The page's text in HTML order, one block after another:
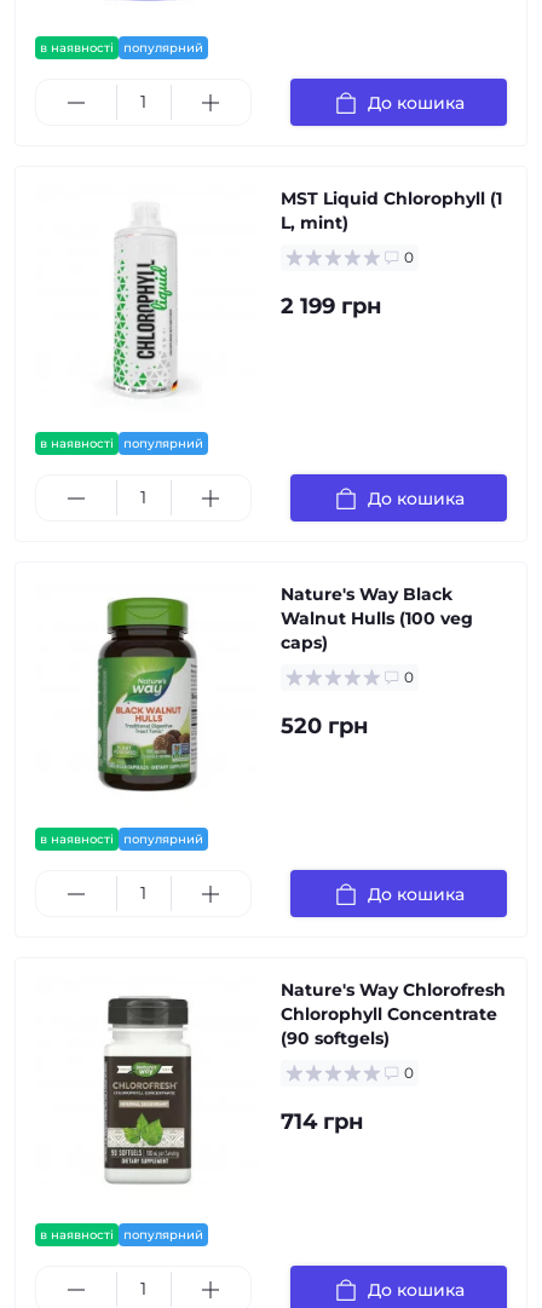
в наявності популярний
До кошика
в наявності популярний
MST Liquid Chlorophyll (1
L, mint)
0
2 199 грн
До кошика
в наявності популярний
Nature's Way Black
Walnut Hulls (100 veg
caps)
0
520 грн
До кошика
в наявності популярний
Nature's Way Chlorofresh
Chlorophyll Concentrate
(90 softgels)
0
714 грн
До кошика